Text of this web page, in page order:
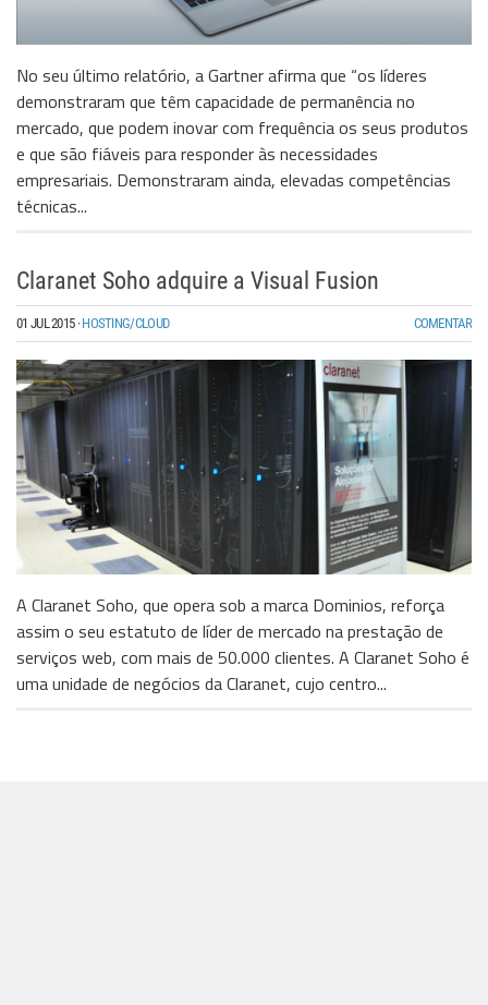
No seu último relatório, a Gartner afirma que “os líderes
demonstraram que têm capacidade de permanência no
mercado, que podem inovar com frequência os seus produtos
e que são fiáveis para responder às necessidades
empresariais. Demonstraram ainda, elevadas competências
técnicas...
Claranet Soho adquire a Visual Fusion
01 JUL 2015·HOSTING/CLOUD COMENTAR
A Claranet Soho, que opera sob a marca Dominios, reforça
assim o seu estatuto de líder de mercado na prestação de
serviços web, com mais de 50.000 clientes. A Claranet Soho é
uma unidade de negócios da Claranet, cujo centro...